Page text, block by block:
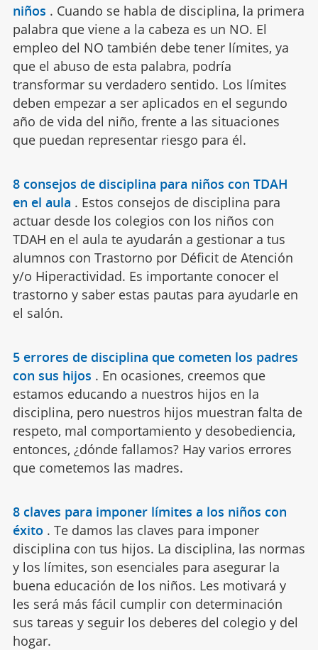
niños . Cuando se habla de disciplina, la primera
palabra que viene a la cabeza es un NO. El
empleo del NO también debe tener límites, ya
que el abuso de esta palabra, podría
transformar su verdadero sentido. Los límites
deben empezar a ser aplicados en el segundo
año de vida del niño, frente a las situaciones
que puedan representar riesgo para él.
8 consejos de disciplina para niños con TDAH
en el aula . Estos consejos de disciplina para
actuar desde los colegios con los niños con
TDAH en el aula te ayudarán a gestionar a tus
alumnos con Trastorno por Déficit de Atención
y/o Hiperactividad. Es importante conocer el
trastorno y saber estas pautas para ayudarle en
el salón.
5 errores de disciplina que cometen los padres
con sus hijos . En ocasiones, creemos que
estamos educando a nuestros hijos en la
disciplina, pero nuestros hijos muestran falta de
respeto, mal comportamiento y desobediencia,
entonces, ¿dónde fallamos? Hay varios errores
que cometemos las madres.
8 claves para imponer límites a los niños con
éxito . Te damos las claves para imponer
disciplina con tus hijos. La disciplina, las normas
y los límites, son esenciales para asegurar la
buena educación de los niños. Les motivará y
les será más fácil cumplir con determinación
sus tareas y seguir los deberes del colegio y del
hogar.